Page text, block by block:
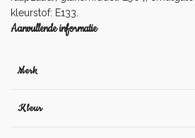
kleurstof: E133.
Aanvullende informatie
Merk
Kleur